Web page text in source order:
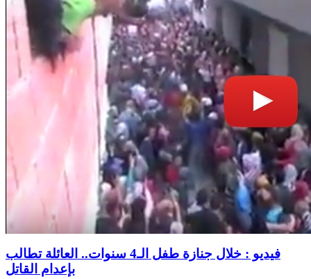
فيديو : خلال جنازة طفل الـ4 سنوات.. العائلة تطالب
بإعدام القاتل